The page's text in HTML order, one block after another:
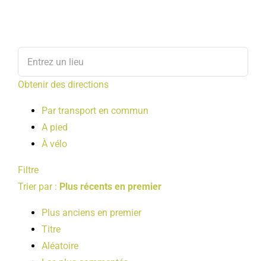
Obtenir des directions
Par transport en commun
A pied
À vélo
Filtre
Trier par : Plus récents en premier
Plus anciens en premier
Titre
Aléatoire